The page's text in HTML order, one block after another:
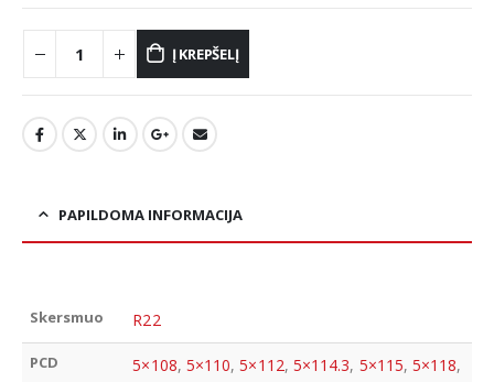
Į KREPŠELĮ
PAPILDOMA INFORMACIJA
Skersmuo R22
PCD 5×108, 5×110,5×112, 5×114.3, 5×115,5×118,